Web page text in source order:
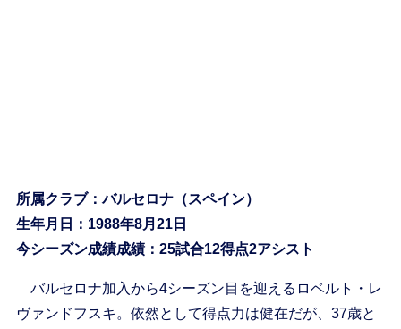
所属クラブ：バルセロナ（スペイン）
生年月日：1988年8月21日
今シーズン成績成績：25試合12得点2アシスト
バルセロナ加入から4シーズン目を迎えるロベルト・レ
ヴァンドフスキ。依然として得点力は健在だが、37歳と